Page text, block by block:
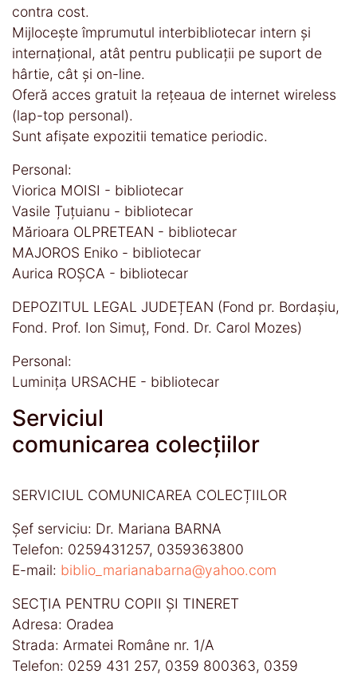
contra cost.
Mijloceşte împrumutul interbibliotecar intern și
internațional, atât pentru publicații pe suport de
hârtie, cât și on-line.
Oferă acces gratuit la reţeaua de internet wireless
(lap-top personal).
Sunt afișate expozitii tematice periodic.
Personal:
Viorica MOISI - bibliotecar
Vasile Țuțuianu - bibliotecar
Mărioara OLPRETEAN - bibliotecar
MAJOROS Eniko - bibliotecar
Aurica ROȘCA - bibliotecar
DEPOZITUL LEGAL JUDEȚEAN (Fond pr. Bordașiu,
Fond. Prof. Ion Simuț, Fond. Dr. Carol Mozes)
Personal:
Luminița URSACHE - bibliotecar
Serviciul
comunicarea colecțiilor
SERVICIUL COMUNICAREA COLECȚIILOR
Șef serviciu: Dr. Mariana BARNA
Telefon: 0259431257, 0359363800
E-mail: biblio_marianabarna@yahoo.com
SECŢIA PENTRU COPII ȘI TINERET
Adresa: Oradea
Strada: Armatei Române nr. 1/A
Telefon: 0259 431 257, 0359 800363, 0359